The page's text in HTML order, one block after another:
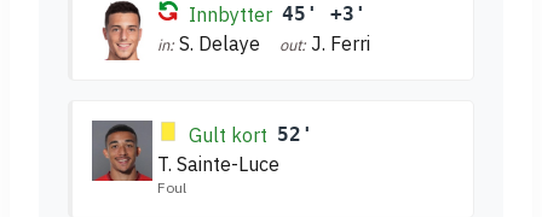
Innbytter 45' +3'
in: S. Delaye out: J. Ferri
Gult kort 52'
T. Sainte-Luce
Foul